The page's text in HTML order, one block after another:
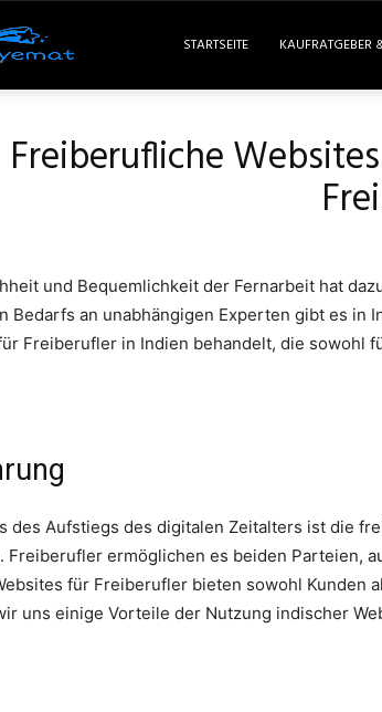
STARTSEITE KAUFRATGEBER
Freiberufliche
und Bequemlichkeit der Fernarbeit hat
Bedarfs an unabhängigen Experten gibt es
Freiberufler in Indien behandelt, die sowohl
des Aufstiegs des digitalen Zeitalters ist die
Freiberufler ermöglichen es beiden Parteien,
für Freiberufler bieten sowohl Kunden
uns einige Vorteile der Nutzung indischer